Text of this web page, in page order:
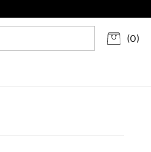
(0)